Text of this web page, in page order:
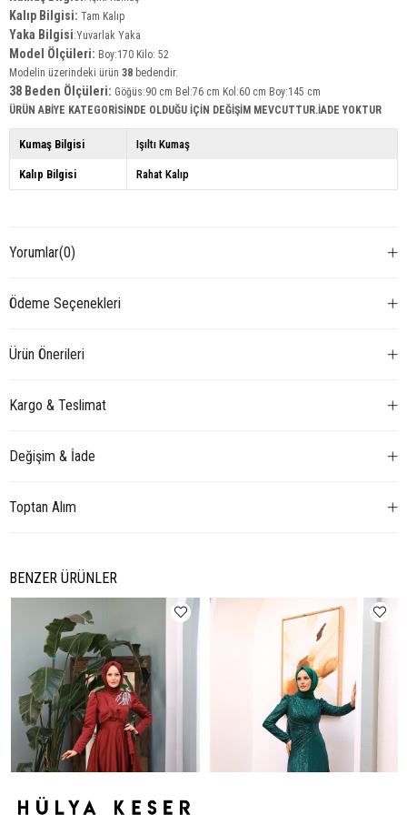
Kalıp Bilgisi: Tam Kalıp
Yaka Bilgisi:Yuvarlak Yaka
Model Ölçüleri: Boy:170 Kilo: 52
Modelin üzerindeki ürün 38 bedendir.
38 Beden Ölçüleri: Göğüs:90 cm Bel:76 cm Kol:60 cm Boy:145 cm
ÜRÜN ABİYE KATEGORİSİNDE OLDUĞU İÇİN DEĞİŞİM MEVCUTTUR.İADE YOKTUR
Kumaş Bilgisi Işıltı Kumaş
Kalıp Bilgisi Rahat Kalıp
Yorumlar(0)
Ödeme Seçenekleri
Ürün Önerileri
Kargo & Teslimat
Değişim & İade
Toptan Alım
BENZER ÜRÜNLER